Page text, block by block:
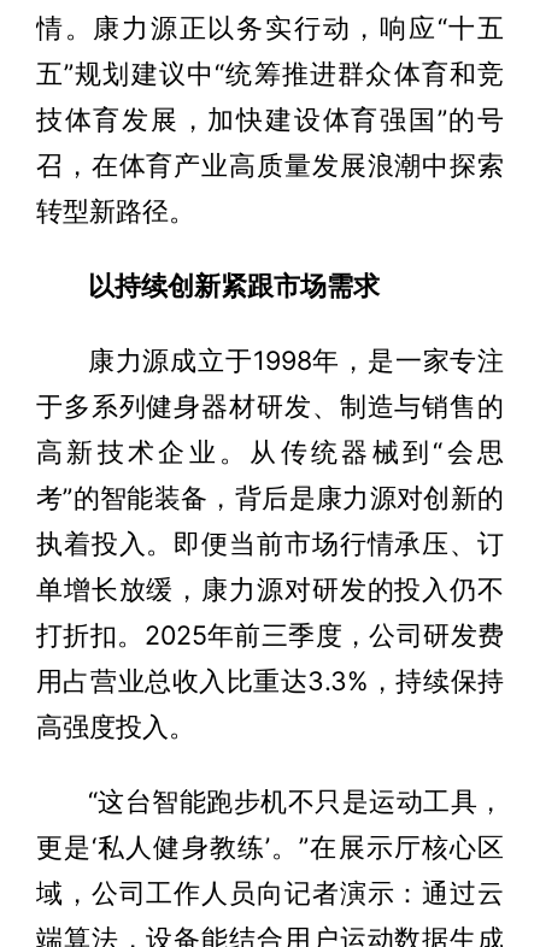
情。康力源正以务实行动，响应“十五
五”规划建议中“统筹推进群众体育和竞
技体育发展，加快建设体育强国”的号
召，在体育产业高质量发展浪潮中探索
转型新路径。
以持续创新紧跟市场需求
康力源成立于1998年，是一家专注
于多系列健身器材研发、制造与销售的
高新技术企业。从传统器械到“会思
考”的智能装备，背后是康力源对创新的
执着投入。即便当前市场行情承压、订
单增长放缓，康力源对研发的投入仍不
打折扣。2025年前三季度，公司研发费
用占营业总收入比重达3.3%，持续保持
高强度投入。
“这台智能跑步机不只是运动工具，
更是‘私人健身教练’。”在展示厅核心区
域，公司工作人员向记者演示：通过云
端算法，设备能结合用户运动数据生成